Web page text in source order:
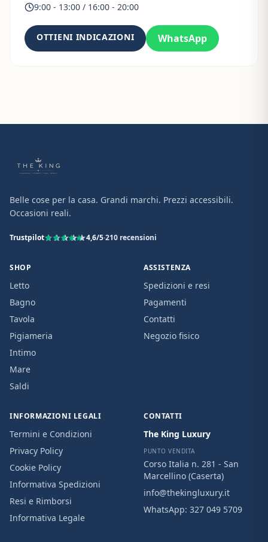
9:00 - 13:00 / 16:00 - 20:00
OTTIENI INDICAZIONI WhatsApp
Belle cose per la casa. Grandi marchi. Prezzi accessibili.
Occasioni reali.
Trustpilot 4,6/5·210 recensioni
SHOP
Letto
Bagno
Tavola
Pigiameria
Intimo
Mare
Saldi
ASSISTENZA
Spedizioni e resi
Pagamenti
Contatti
Negozio fisico
INFORMAZIONI LEGALI
Termini e Condizioni
Privacy Policy
Cookie Policy
Informativa Spedizioni
Resi e Rimborsi
Informativa Legale
CONTATTI
The King Luxury
PUNTO VENDITA
Corso Italia n. 281 - San
Marcellino (Caserta)
info@thekingluxury.it
WhatsApp: 327 049 5709